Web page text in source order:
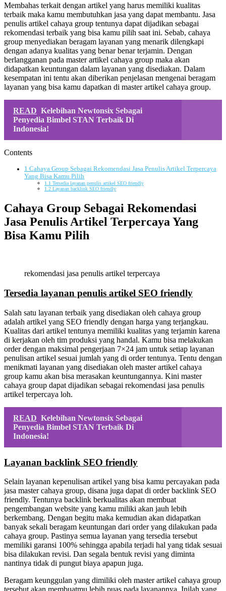
Membahas terkait dengan artikel yang harus memiliki kualitas
terbaik maka kamu membutuhkan jasa yang dapat membantu. Jasa
penulis artikel cahaya group tentunya dapat dijadikan sebagai
rekomendasi terbaik yang bisa kamu pilih saat ini. Sebab, cahaya
group menyediakan beragam layanan yang menarik dilengkapi
dengan adanya kualitas yang benar benar terjamin. Dengan
berlangganan pada master artikel cahaya group maka akan
didapatkan keuntungan dalam layanan yang disediakan. Dalam
kesempatan ini tentu akan diberikan penjelasan mengenai beragam
layanan yang bisa kamu dapatkan di master artikel cahaya group.
READ Kelebihan Newtonsix Sebagai
Penyedia Bimbel STAN Terbaik Di
Indonesia!
Contents
1 Cahaya Group Sebagai Rekomendasi Jasa Penulis Artikel Terpercaya
Yang Bisa Kamu Pilih
1.1 Tersedia layanan penulis artikel SEO friendly
1.2 Layanan backlink SEO friendly
Cahaya Group Sebagai Rekomendasi
Jasa Penulis Artikel Terpercaya Yang
Bisa Kamu Pilih
rekomendasi jasa penulis artikel terpercaya
Tersedia layanan penulis artikel SEO friendly
Salah satu layanan terbaik yang disediakan oleh cahaya group
adalah artikel yang SEO friendly dengan harga yang terjangkau.
Kualitas dari artikel tentunya memiliki kualitas yang terjamin karena
di kerjakan oleh tim produksi yang handal. Kamu bisa melakukan
order dengan maksimal pengerjaan 7×24 jam untuk setiap layanan
penulisan artikel sesuai jumlah yang di order tentunya. Tentu dengan
menikmati layanan yang disediakan oleh master artikel cahaya
group kamu akan bisa merasakan keuntungannya. Kini master
cahaya group dapat dijadikan sebagai rekomendasi jasa penulis
artikel terpercaya loh.
READ Kelebihan Newtonsix Sebagai
Penyedia Bimbel STAN Terbaik Di
Indonesia!
Layanan backlink SEO friendly
Selain layanan kepenulisan artikel yang bisa kamu percayakan pada
jasa master cahaya group, disana juga dapat di order backlink SEO
friendly. Tentunya backlink berkualitas akan membuat
pengembangan website yang kamu miliki akan jauh lebih
berkembang. Dengan begitu maka kemudian akan didapatkan
banyak sekali beragam keuntungan dari order yang dilakukan pada
cahaya group. Pastinya semua layanan yang tersedia tersebut
memiliki garansi 100% sehingga apabila terjadi hal yang tidak sesuai
bisa dilakukan revisi. Dan segala bentuk revisi yang diminta
nantinya tidak di pungut biaya apapun juga.
Beragam keunggulan yang dimiliki oleh master artikel cahaya group